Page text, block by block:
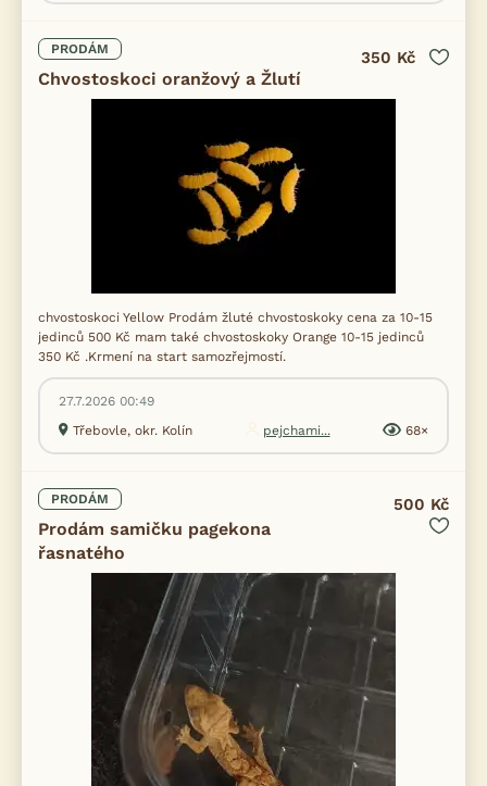
PRODÁM
Chvostoskoci oranžový a Žlutí
350 Kč
chvostoskoci Yellow Prodám žluté chvostoskoky cena za 10-15
jedinců 500 Kč mam také chvostoskoky Orange 10-15 jedinců
350 Kč .Krmení na start samozřejmostí.
27.7.2026 00:49
Třebovle, okr. Kolín
pejchami... 68×
PRODÁM
Prodám samičku pagekona
řasnatého
500 Kč